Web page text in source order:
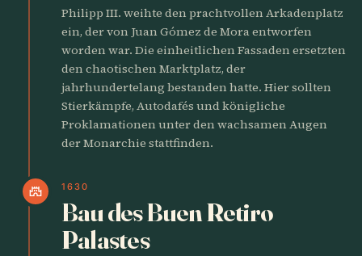
Philipp III. weihte den prachtvollen Arkadenplatz
ein, der von Juan Gómez de Mora entworfen
worden war. Die einheitlichen Fassaden ersetzten
den chaotischen Marktplatz, der
jahrhundertelang bestanden hatte. Hier sollten
Stierkämpfe, Autodafés und königliche
Proklamationen unter den wachsamen Augen
der Monarchie stattfinden.
castle 1630
Bau des Buen Retiro
Palastes